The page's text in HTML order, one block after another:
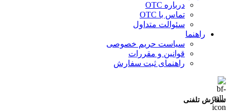
درباره OTC
تماس با OTC
سئوالت متداول
راهنما
سیاست حریم خصوصی
قوانین و مقررات
راهنمای ثبت سفارش
سفارش تلفنی